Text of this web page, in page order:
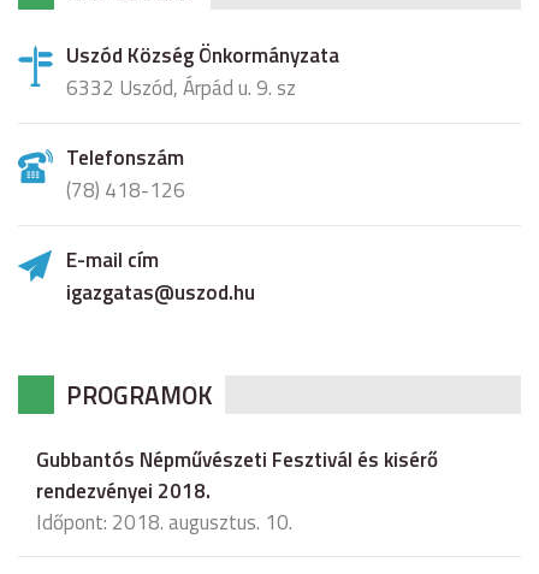
Uszód Község Önkormányzata
6332 Uszód, Árpád u. 9. sz
Telefonszám
(78) 418-126
E-mail cím
igazgatas@uszod.hu
PROGRAMOK
Gubbantós Népművészeti Fesztivál és kisérő
rendezvényei 2018.
Időpont: 2018. augusztus. 10.